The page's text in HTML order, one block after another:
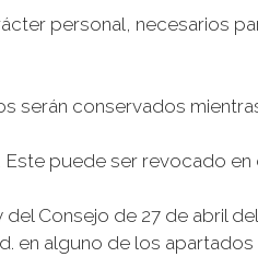
personal, necesarios
serán conservados
Este puede ser revocado en
Consejo de 27 de abril
en alguno de los apartados